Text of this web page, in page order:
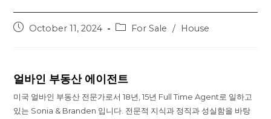
PostOctober 11, 2024
PostFor Sale / House
얼바인 부동산 에이전트
미국 얼바인 부동산 전문가로서 18년, 15년 Full Time Agent로 일하고
있는 Sonia & Branden 입니다. 전문적 지식과 정직과 성실함을 바탕